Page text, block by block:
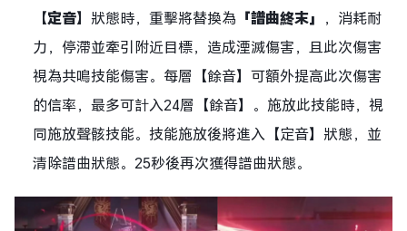
【定音】狀態時，重擊將替換為 「譜曲終末」
，消耗耐
力，停滯並牽引附近目標，造成湮滅傷害，且此次傷害
視為共鳴技能傷害。每層【餘音】可額外提高此次傷害
的信率，最多可計入24層【餘音】。施放此技能時，視
同施放聲骸技能。技能施放後將進入【定音】狀態，並
清除譜曲狀態。25秒後再次獲得譜曲狀態。